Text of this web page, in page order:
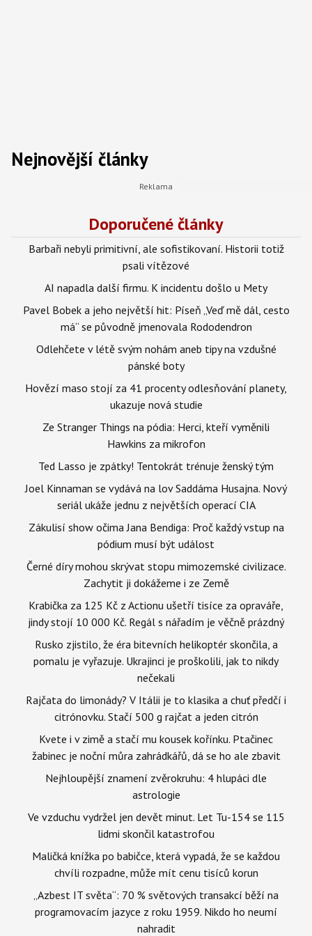
Nejnovější články
Doporučené články
Barbaři nebyli primitivní, ale sofistikovaní. Historii totiž
psali vítězové
AI napadla další firmu. K incidentu došlo u Mety
Pavel Bobek a jeho největší hit: Píseň „Veď mě dál, cesto
má“ se původně jmenovala Rododendron
Odlehčete v létě svým nohám aneb tipy na vzdušné
pánské boty
Hovězí maso stojí za 41 procenty odlesňování planety,
ukazuje nová studie
Ze Stranger Things na pódia: Herci, kteří vyměnili
Hawkins za mikrofon
Ted Lasso je zpátky! Tentokrát trénuje ženský tým
Joel Kinnaman se vydává na lov Saddáma Husajna. Nový
seriál ukáže jednu z největších operací CIA
Zákulisí show očima Jana Bendiga: Proč každý vstup na
pódium musí být událost
Černé díry mohou skrývat stopu mimozemské civilizace.
Zachytit ji dokážeme i ze Země
Krabička za 125 Kč z Actionu ušetří tisíce za opraváře,
jindy stojí 10 000 Kč. Regál s nářadím je věčně prázdný
Rusko zjistilo, že éra bitevních helikoptér skončila, a
pomalu je vyřazuje. Ukrajinci je proškolili, jak to nikdy
nečekali
Rajčata do limonády? V Itálii je to klasika a chuť předčí i
citrónovku. Stačí 500 g rajčat a jeden citrón
Kvete i v zimě a stačí mu kousek kořínku. Ptačinec
žabinec je noční můra zahrádkářů, dá se ho ale zbavit
Nejhloupější znamení zvěrokruhu: 4 hlupáci dle
astrologie
Ve vzduchu vydržel jen devět minut. Let Tu-154 se 115
lidmi skončil katastrofou
Maličká knížka po babičce, která vypadá, že se každou
chvíli rozpadne, může mít cenu tisíců korun
„Azbest IT světa“: 70 % světových transakcí běží na
programovacím jazyce z roku 1959. Nikdo ho neumí
nahradit